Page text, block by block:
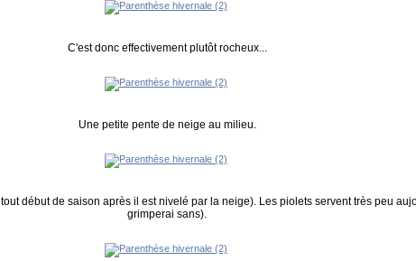
C'est donc effectivement plutôt rocheux...
Une petite pente de neige au milieu.
début de saison après il est nivelé par la neige). Les piolets servent très peu
grimperai sans).